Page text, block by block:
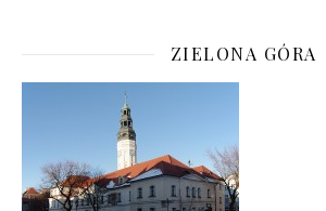
ZIELONA GÓRA